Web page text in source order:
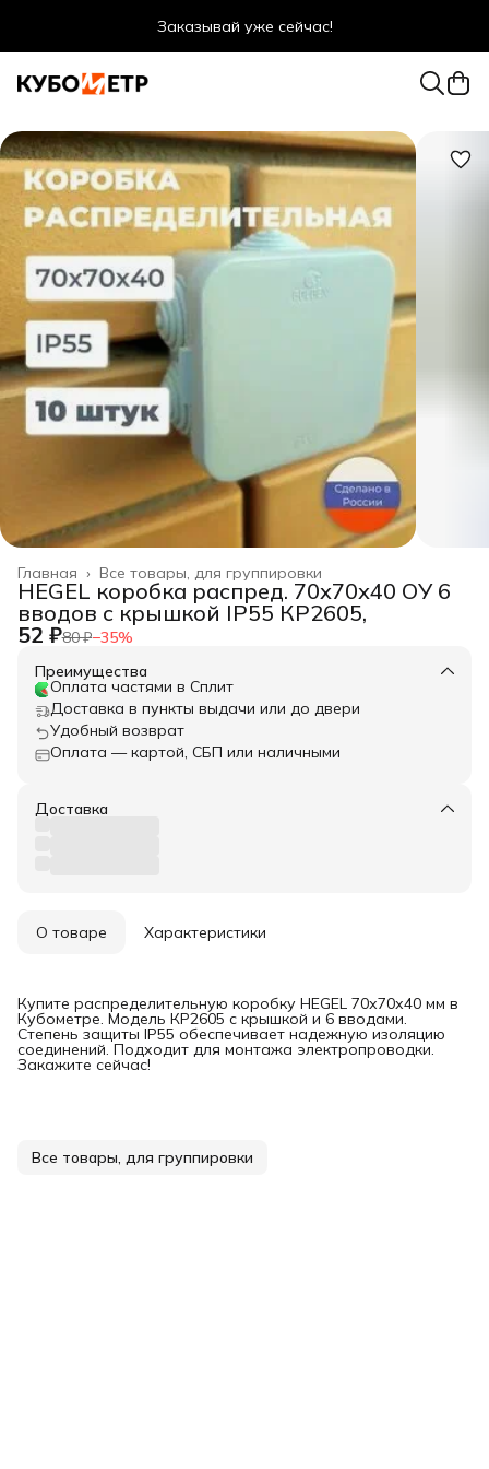
Заказывай уже сейчас!
Оптовые цены даже для физ. лиц
Все товары, для группировки
Главная ›
HEGEL коробка распред. 70х70х40 ОУ 6
вводов с крышкой IP55 КР2605,
52 ₽80 ₽−35%
Преимущества
Оплата частями в Сплит
Доставка в пункты выдачи или до двери
Удобный возврат
Оплата — картой, СБП или наличными
Доставка
О товаре Характеристики
Купите распределительную коробку HEGEL 70х70х40 мм в
Кубометре. Модель КР2605 с крышкой и 6 вводами.
Степень защиты IP55 обеспечивает надежную изоляцию
соединений. Подходит для монтажа электропроводки.
Закажите сейчас!
Все товары, для группировки